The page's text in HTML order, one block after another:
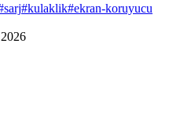
sarj#kulaklik#ekran-koruyucu